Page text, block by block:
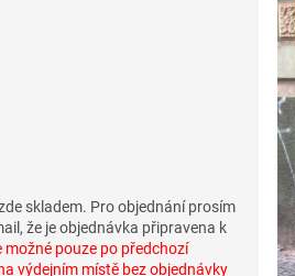
skladem. Pro objednání prosím
že je objednávka připravena k
možné pouze po předchozí
výdejním místě bez objednávky